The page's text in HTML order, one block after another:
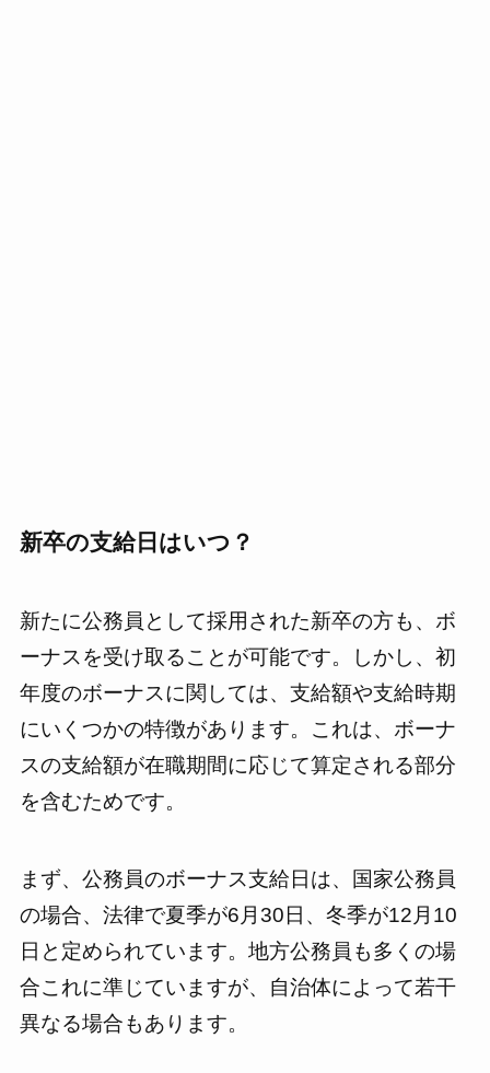
新卒の支給日はいつ？
新たに公務員として採用された新卒の方も、ボ
ーナスを受け取ることが可能です。しかし、初
年度のボーナスに関しては、支給額や支給時期
にいくつかの特徴があります。これは、ボーナ
スの支給額が在職期間に応じて算定される部分
を含むためです。
まず、公務員のボーナス支給日は、国家公務員
の場合、法律で夏季が6月30日、冬季が12月10
日と定められています。地方公務員も多くの場
合これに準じていますが、自治体によって若干
異なる場合もあります。